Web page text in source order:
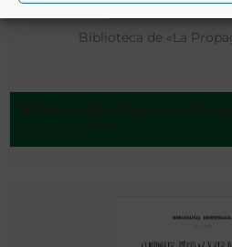
Biblioteca de «La